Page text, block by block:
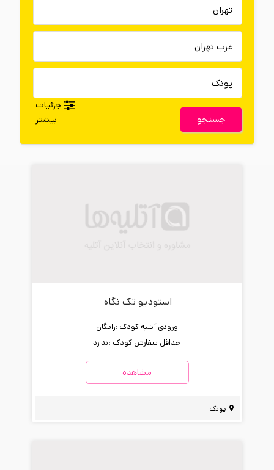
جستجو
جزئیات
بیشتر
استودیو تک نگاه
ورودی آتلیه کودک :رایگان
حداقل سفارش کودک :ندارد
مشاهده
پونک